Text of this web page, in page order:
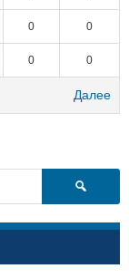
0 0
0 0
Далее
Найти: